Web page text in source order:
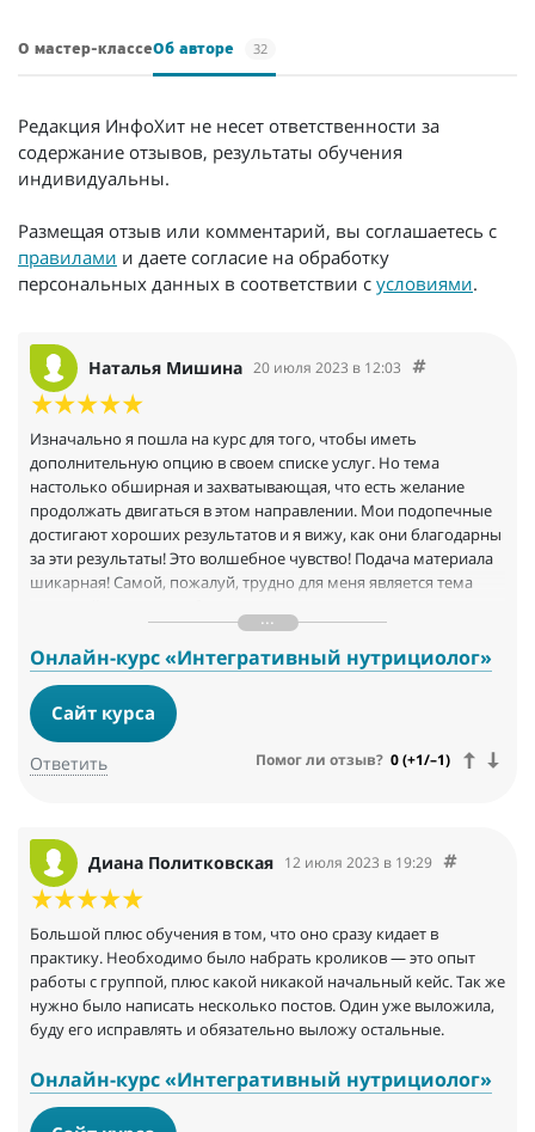
О мастер-классеОб авторе 32
Редакция ИнфоХит не несет ответственности за
содержание отзывов, результаты обучения
индивидуальны.
Размещая отзыв или комментарий, вы соглашаетесь с
правилами и даете согласие на обработку
персональных данных в соответствии с условиями.
Наталья Мишина 20 июля 2023 в 12:03
Изначально я пошла на курс для того, чтобы иметь
дополнительную опцию в своем списке услуг. Но тема
настолько обширная и захватывающая, что есть желание
продолжать двигаться в этом направлении. Мои подопечные
достигают хороших результатов и я вижу, как они благодарны
за эти результаты! Это волшебное чувство! Подача материала
шикарная! Самой, пожалуй, трудно для меня является тема
хочу освоить на практике все полученные знания! Спасибо
всей команде проекта за шикарную организацию учебного
процесса!
Онлайн-курс «Интегративный нутрициолог»
Сайт курса
Ответить Помог ли отзыв? 0 (+1/–1)
Диана Политковская 12 июля 2023 в 19:29
Большой плюс обучения в том, что оно сразу кидает в
практику. Необходимо было набрать кроликов — это опыт
работы с группой, плюс какой никакой начальный кейс. Так же
нужно было написать несколько постов. Один уже выложила,
буду его исправлять и обязательно выложу остальные.
Онлайн-курс «Интегративный нутрициолог»